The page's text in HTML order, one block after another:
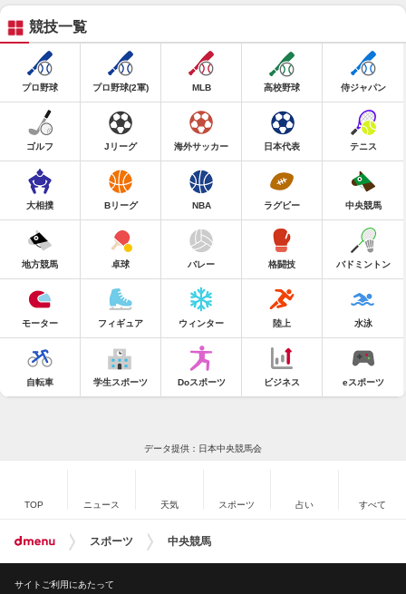
競技一覧
プロ野球 プロ野球(2軍) MLB 高校野球 侍ジャパン
ゴルフ Jリーグ 海外サッカー 日本代表 テニス
大相撲 Bリーグ NBA ラグビー 中央競馬
地方競馬 卓球 バレー 格闘技 バドミントン
モーター フィギュア ウィンター 陸上 水泳
自転車 学生スポーツ Doスポーツ ビジネス eスポーツ
データ提供：日本中央競馬会
TOP ニュース 天気 スポーツ 占い すべて
スポーツ 中央競馬
サイトご利用にあたって